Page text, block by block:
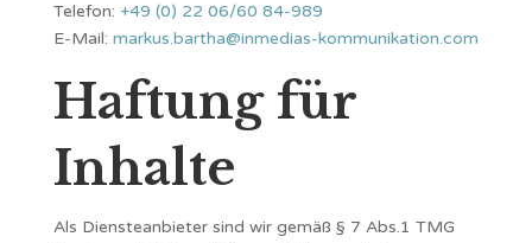
Telefon: +49 (0) 22 06/60 84-989
E-Mail: markus.bartha@inmedias-kommunikation.com
Haftung für
Inhalte
Als Diensteanbieter sind wir gemäß § 7 Abs.1 TMG